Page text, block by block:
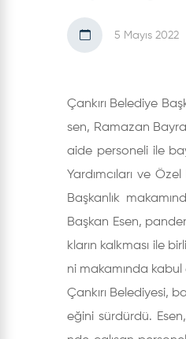
5 Mayıs 2022
Çankırı Belediye
sen, Ramazan
aide personeli ile
Yardımcıları ve
Başkanlık
Başkan Esen,
kların kalkması ile
ni makamında kabul
Çankırı Belediyesi,
eğini sürdürdü.